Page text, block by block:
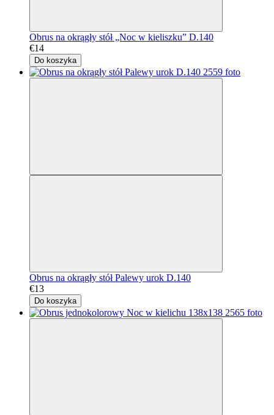
Obrus na okrągły stół „Noc w kieliszku” D.140
€14
Do koszyka
Obrus na okrągły stół Palewy urok D.140
€13
Do koszyka